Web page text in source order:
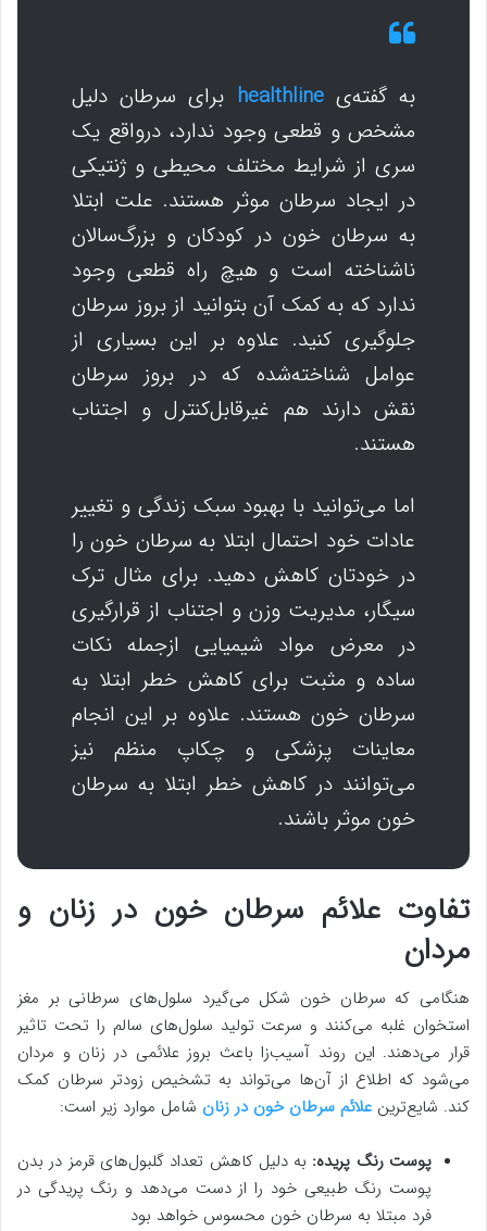
به گفته‌یhealthline برای سرطان دلیل
مشخص و قطعی وجود ندارد، درواقع یک
سری از شرایط مختلف محیطی و ژنتیکی
در ایجاد سرطان موثر هستند. علت ابتلا
به سرطان خون در کودکان و بزرگ‌سالان
ناشناخته است و هیچ راه قطعی وجود
ندارد که به کمک آن بتوانید از بروز سرطان
جلوگیری کنید. علاوه بر این بسیاری از
عوامل شناخته‌شده که در بروز سرطان
نقش دارند هم غیرقابل‌کنترل و اجتناب
هستند.
اما می‌توانید با بهبود سبک زندگی و تغییر
عادات خود احتمال ابتلا به سرطان خون را
در خودتان کاهش دهید. برای مثال ترک
سیگار، مدیریت وزن و اجتناب از قرارگیری
در معرض مواد شیمیایی ازجمله نکات
ساده و مثبت برای کاهش خطر ابتلا به
سرطان خون هستند. علاوه بر این انجام
معاینات پزشکی و چکاپ منظم نیز
می‌توانند در کاهش خطر ابتلا به سرطان
خون موثر باشند.
تفاوت علائم سرطان خون در زنان و
مردان
هنگامی که سرطان خون شکل می‌گیرد سلول‌های سرطانی بر مغز
استخوان غلبه می‌کنند و سرعت تولید سلول‌های سالم را تحت تاثیر
قرار می‌دهند. این روند آسیب‌زا باعث بروز علائمی در زنان و مردان
می‌شود که اطلاع از آن‌ها می‌تواند به تشخیص زودتر سرطان کمک
کند. شایع‌ترین علائم سرطان خون در زنان شامل موارد زیر است:
پوست رنگ پریده: به دلیل کاهش تعداد گلبول‌های قرمز در بدن
پوست رنگ طبیعی خود را از دست می‌دهد و رنگ پریدگی در
فرد مبتلا به سرطان خون محسوس خواهد بود